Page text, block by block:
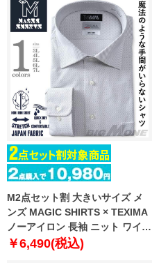
229010sw
M2点セット割 大きいサイズ メ
ンズ MAGIC SHIRTS × TEXIMA
ノーアイロン 長袖 ニット ワイシ
ャツ セミワイド 吸水速乾 ストレ
￥6,490(税込)